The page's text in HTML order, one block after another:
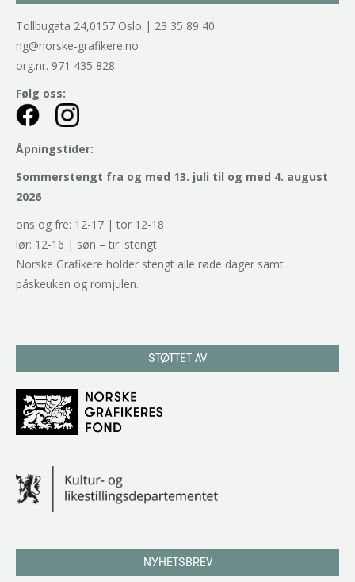
Tollbugata 24,0157 Oslo | 23 35 89 40
ng@norske-grafikere.no
org.nr. 971 435 828
Følg oss:
Åpningstider:
Sommerstengt fra og med 13. juli til og med 4. august
2026
ons og fre: 12-17 | tor 12-18
lør: 12-16 | søn – tir: stengt
Norske Grafikere holder stengt alle røde dager samt
påskeuken og romjulen.
STØTTET AV
NYHETSBREV